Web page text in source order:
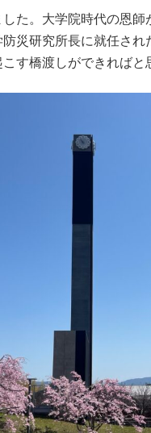
た。大学院時代の恩
災研究所長に就任され
す橋渡しができればと